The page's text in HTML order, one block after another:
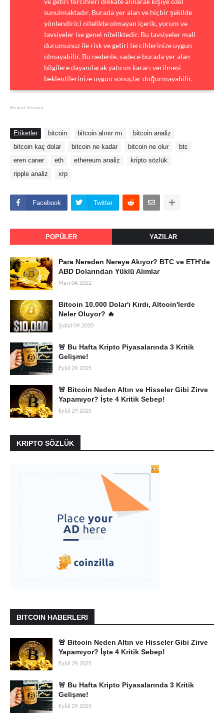
sunulmaktadır. Burada yer alan ve hiçbir şekilde
yönlendirici nitelikte olmayan içerik, yorum ve
tavsiyeler ise genel niteliktedir. Bu tavsiyeler mali
durumunuz ile risk ve getiri tercihlerinize uygun
olmayabilir. Bu nedenle, sadece burada yer alan
bilgilere dayanılarak yatırım kararı verilmesi
beklentilerinize uygun sonuçlar doğurmayabilir.
Boxed Version
Etiketler bitcoin bitcoin alınır mı
bitcoin analiz
bitcoin kaç dolar
bitcoin ne kadar bitcoin ne olur
btc
eren caner
eth ethereum analiz
kripto sözlük
ripple analiz
xrp
Facebook Twitter
POPÜLER YAZILAR
Para Nereden Nereye Akıyor? BTC ve ETH'de
ABD Dolarından Yüklü Alımlar
Mart 04, 2022
Bitcoin 10.000 Dolar'ı Kırdı, Altcoin'lerde
Neler Oluyor? 🔥
Şubat 09, 2020
🚨 Bu Hafta Kripto Piyasalarında 3 Kritik
Gelişme!
Eylül 29, 2025
🚨 Bitcoin Neden Altın ve Hisseler Gibi Zirve
Yapamıyor? İşte 4 Kritik Sebep!
Eylül 29, 2025
KRIPTO SÖZLÜK
BITCOIN HABERLERI
🚨 Bitcoin Neden Altın ve Hisseler Gibi Zirve
Yapamıyor? İşte 4 Kritik Sebep!
Eylül 29, 2025
🚨 Bu Hafta Kripto Piyasalarında 3 Kritik
Gelişme!
Eylül 29, 2025